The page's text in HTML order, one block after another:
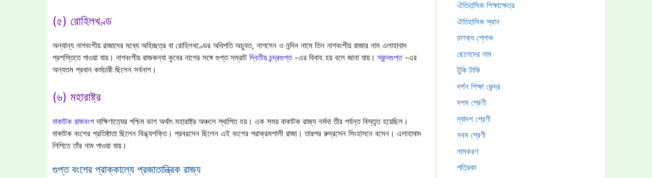
(৫) রোহিলখণ্ড
অন্যান্য নাগবংশীয় রাজাদের মধ্যে অহিচ্ছত্র বা রোহিলখণ্ডের অধিপতি অচ্যুত, নাগসেন ও নন্দিন নামে তিন নাগবংশীয় রাজার নাম এলাহাবাদ
প্রশস্তিতে পাওয়া যায়। নাগবংশীয় রাজকন্যা কুবের নাগের সঙ্গে গুপ্ত সম্রাট দ্বিতীয় চন্দ্রগুপ্ত -এর বিবাহ হয় বলে জানা যায়।স্কন্দগুপ্ত-এর
অন্যতম প্রধান কর্মচারী ছিলেন সর্বনাগ।
(৬) মহারাষ্ট্র
বাকাটক রাজবংশ দাক্ষিণাত্যের পশ্চিম ভাগ অর্থাৎ মহারাষ্ট্র অঞ্চলে স্থাপিত হয়। এক সময় বাকাটক রাজ্য নর্মদা তীর পর্যন্ত বিস্তৃত হয়েছিল।
বাকাটক বংশের প্রতিষ্ঠাতা ছিলেন বিন্ধ্যশক্তি। প্রবরসেন ছিলেন এই বংশের পরাক্রমশালী রাজা। তারপর রুদ্রসেন সিংহাসনে বসেন। এলাহাবাদ
লিপিতে তাঁর নাম পাওয়া যায়।
গুপ্ত বংশের প্রাক্কাল্যে প্রজাতান্ত্রিক রাজ্য
ঐতিহাসিক শিক্ষাক্ষেত্র
ঐতিহাসিক স্থান
চাণক্য শ্লোক
ছেলেদের নাম
টুকি টাকি
দর্শন শিক্ষা কেন্দ্র
দশম শ্রেণী
দ্বাদশ শ্রেণী
নবম শ্রেণী
নামকরণ
পত্রিকা